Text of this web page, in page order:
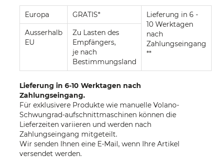
Europa GRATIS*
Lieferung in 6 -
10 Werktagen
nach
Zahlungseingang
**
Ausserhalb
EU
Zu Lasten des
Empfängers,
je nach
Bestimmungsland
Lieferung in 6-10 Werktagen nach
Zahlungseingang.
Für exklusivere Produkte wie manuelle Volano-
Schwungrad-aufschnittmaschinen können die
Lieferzeiten variieren und werden nach
Zahlungseingang mitgeteilt.
Wir senden Ihnen eine E-Mail, wenn Ihre Artikel
versendet werden.